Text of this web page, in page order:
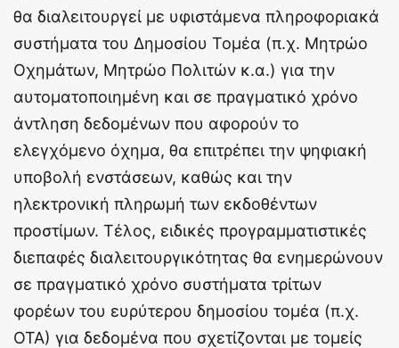
θα διαλειτουργεί με υφιστάμενα πληροφοριακά
συστήματα του Δημοσίου Τομέα (π.χ. Μητρώο
Οχημάτων, Μητρώο Πολιτών κ.α.) για την
αυτοματοποιημένη και σε πραγματικό χρόνο
άντληση δεδομένων που αφορούν το
ελεγχόμενο όχημα, θα επιτρέπει την ψηφιακή
υποβολή ενστάσεων, καθώς και την
ηλεκτρονική πληρωμή των εκδοθέντων
προστίμων. Τέλος, ειδικές προγραμματιστικές
διεπαφές διαλειτουργικότητας θα ενημερώνουν
σε πραγματικό χρόνο συστήματα τρίτων
φορέων του ευρύτερου δημοσίου τομέα (π.χ.
ΟΤΑ) για δεδομένα που σχετίζονται με τομείς